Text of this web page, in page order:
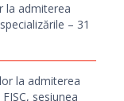
la admiterea
– 31
la admiterea
sesiunea